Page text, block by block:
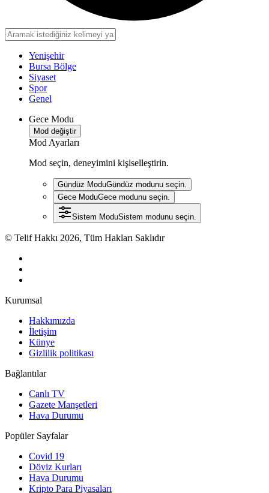
Yenişehir
Bursa Bölge
Siyaset
Spor
Genel
Gece Modu
Mod değiştir
Mod Ayarları
Mod seçin, deneyimini kişiselleştirin.
Gündüz ModuGündüz modunu seçin.
Gece ModuGece modunu seçin.
Sistem ModuSistem modunu seçin.
© Telif Hakkı 2026, Tüm Hakları Saklıdır
Kurumsal
Hakkımızda
İletişim
Künye
Gizlilik politikası
Bağlantılar
Canlı TV
Gazete Manşetleri
Hava Durumu
Popüler Sayfalar
Covid 19
Döviz Kurları
Hava Durumu
Kripto Para Piyasaları